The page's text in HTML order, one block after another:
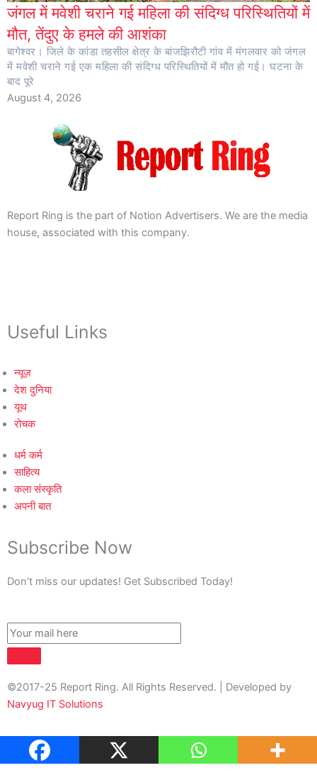
जंगल में मवेशी चराने गई महिला की संदिग्ध परिस्थितियों में
मौत, तेंदुए के हमले की आशंका
बागेश्वर। जिले के कांडा तहसील क्षेत्र के बांजझिरौटी गांव में मंगलवार को जंगल
में मवेशी चराने गई एक महिला की संदिग्ध परिस्थितियों में मौत हो गई। घटना के
बाद पूरे
August 4, 2026
Report Ring is the part of Notion Advertisers. We are the media
house, associated with this company.
Useful Links
न्यूज़
देश दुनिया
यूथ
रोचक
धर्म कर्म
साहित्य
कला संस्कृति
अपनी बात
Subscribe Now
Don’t miss our updates! Get Subscribed Today!
©2017-25 Report Ring. All Rights Reserved. | Developed by
Navyug IT Solutions
About Us